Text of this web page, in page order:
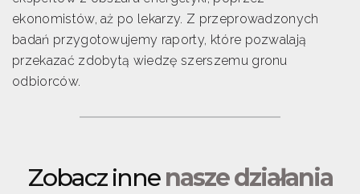
ekonomistów, aż po lekarzy. Z przeprowadzonych
badań przygotowujemy raporty, które pozwalają
przekazać zdobytą wiedzę szerszemu gronu
odbiorców.
Zobacz innenasze działania